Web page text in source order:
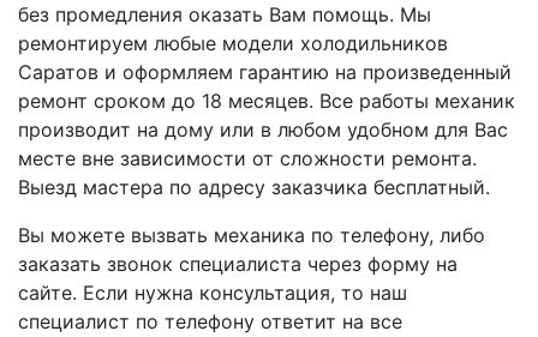
без промедления оказать Вам помощь. Мы
ремонтируем любые модели холодильников
Саратов и оформляем гарантию на произведенный
ремонт сроком до 18 месяцев. Все работы механик
производит на дому или в любом удобном для Вас
месте вне зависимости от сложности ремонта.
Выезд мастера по адресу заказчика бесплатный.
Вы можете вызвать механика по телефону, либо
заказать звонок специалиста через форму на
сайте. Если нужна консультация, то наш
специалист по телефону ответит на все